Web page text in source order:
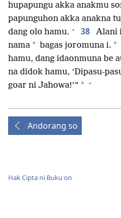
hupapungu akka anakmu
papunguhon akka anakna
dang olo hamu. + 38
Alani
nama * bagas joromuna i. *
hamu, dang idaonmuna be
na didok hamu, ‘Dipasu-
goar ni Jahowa!’” * +
Andorang so
Hak Cipta ni Buku on